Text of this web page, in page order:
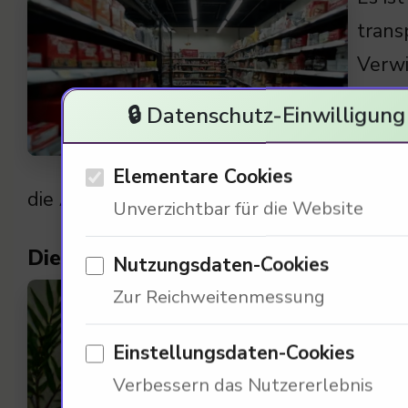
die Akzeptanz von Elektromobilität
Die kulturelle Perspektive auf
In
🔒 Datenschutz-Einwilligung
Elementare Cookies
Unverzichtbar für die Website
Nutzungsdaten-Cookies
Zur Reichweitenmessung
Einstellungsdaten-Cookies
Verbessern das Nutzererlebnis